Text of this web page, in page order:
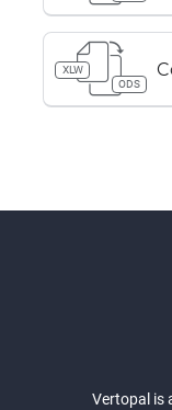
XLW
ODS
Vertopal is